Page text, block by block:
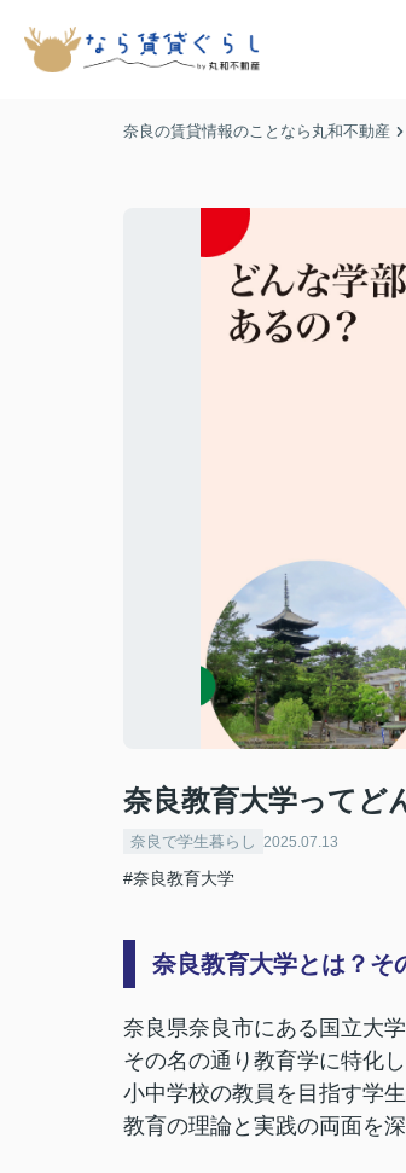
奈良の賃貸情報のことなら丸和不動産
奈良教育大学ってど
奈良で学生暮らし 2025.07.13
#奈良教育大学
奈良教育大学とは？そ
奈良県奈良市にある国立大
その名の通り教育学に特化
小中学校の教員を目指す学
教育の理論と実践の両面を